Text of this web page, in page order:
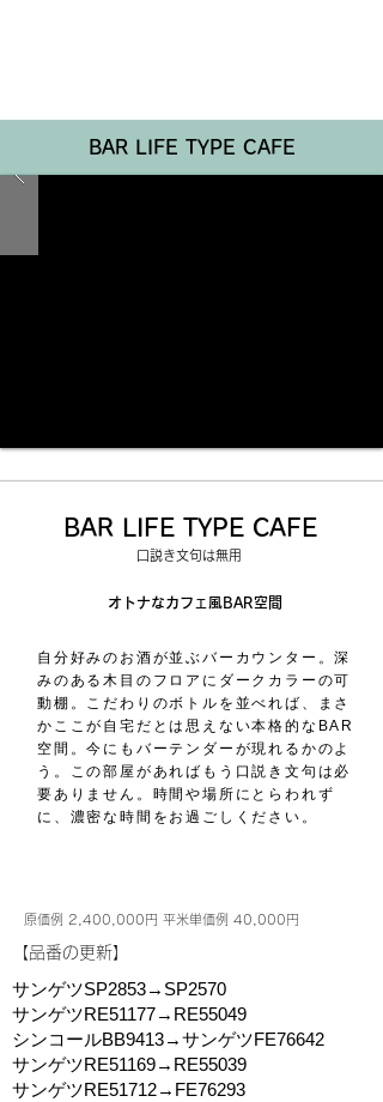
BAR LIFE TYPE CAFE
BAR LIFE TYPE CAFE
口説き文句は無用
オトナなカフェ風BAR空間
自分好みのお酒が並ぶバーカウンター。深
みのある木目のフロアにダークカラーの可
動棚。こだわりのボトルを並べれば、まさ
かここが自宅だとは思えない本格的なBAR
空間。今にもバーテンダーが現れるかのよ
う。この部屋があればもう口説き文句は必
要ありません。時間や場所にとらわれず
に、濃密な時間をお過ごしください。
原価例 2,400,000円 平米単価例 40,000円
​【品番の更新】
サンゲツSP2853→SP2570
サンゲツRE51177→RE55049
シンコールBB9413→サンゲツFE76642
サンゲツRE51169→RE55039
サンゲツRE51712→FE76293